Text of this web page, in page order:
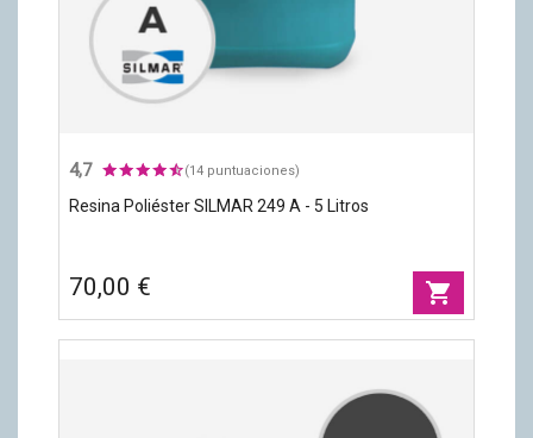
4,7 (14 puntuaciones)
Resina Poliéster SILMAR 249 A - 5 Litros
70,00 € shopping_cart